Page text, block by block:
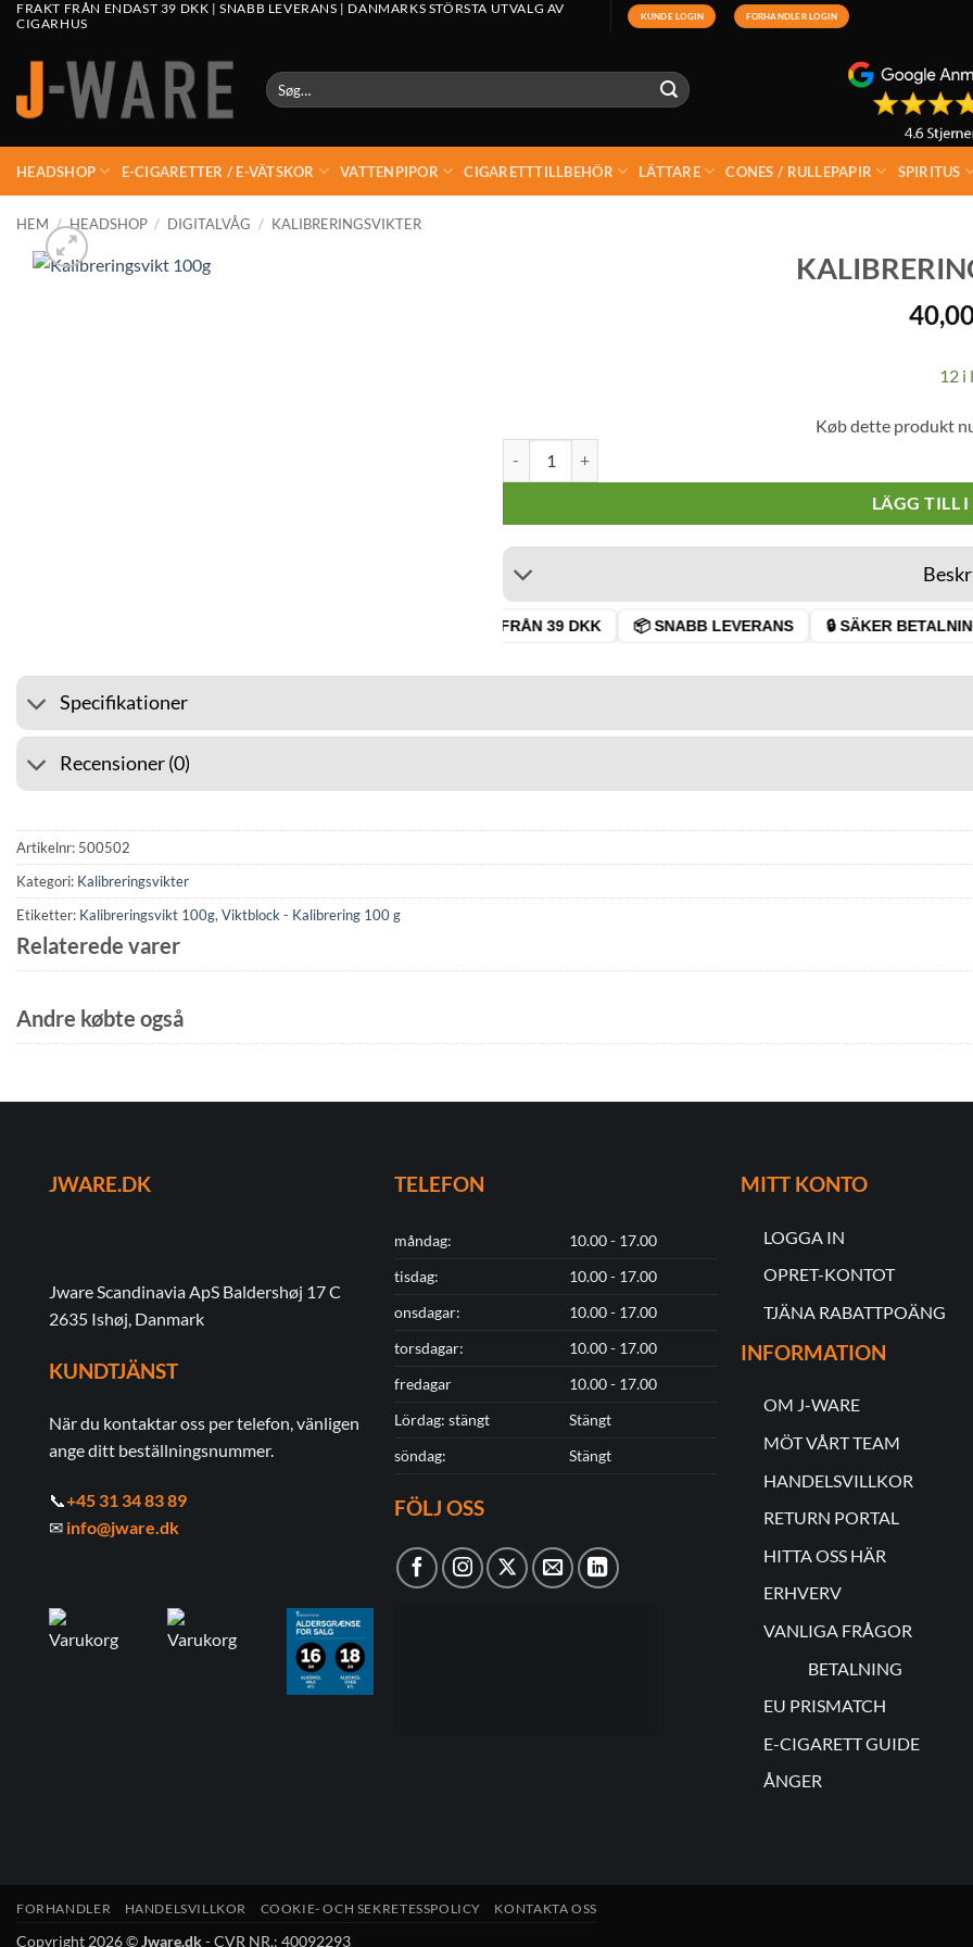
FRAKT FRÅN ENDAST 39 DKK | SNABB LEVERANS | DANMARKS STÖRSTA UTVALG AV
CIGARHUS
KUNDE LOGIN FORHANDLER LOGIN
Søg
efter:
HEADSHOP E-CIGARETTER / E-VÄTSKOR VATTENPIPOR CIGARETTTILLBEHÖR LÄTTARE CONES / RULLEPAPIR SPIRITUS
HEM / HEADSHOP / DIGITALVÅG / KALIBRERINGSVIKTER
12 i
Køb dette produkt
LÄGG TILL
🚚 FRAKT FRÅN 39 DKK 📦 SNABB LEVERANS 🔒 SÄKER BETALNING
Specifikationer
Recensioner (0)
Artikelnr: 500502
Kategori: Kalibreringsvikter
Etiketter: Kalibreringsvikt 100g, Viktblock - Kalibrering 100 g
Relaterede varer
Andre købte også
JWARE.DK
Jware Scandinavia ApS Baldershøj 17 C
2635 Ishøj, Danmark
KUNDTJÄNST
När du kontaktar oss per telefon, vänligen
ange ditt beställningsnummer.
📞+45 31 34 83 89
✉ info@jware.dk
TELEFON
måndag:
10.00 - 17.00
tisdag:
10.00 - 17.00
onsdagar:
10.00 - 17.00
torsdagar:
10.00 - 17.00
fredagar
10.00 - 17.00
Lördag: stängt
Stängt
söndag:
Stängt
FÖLJ OSS
MITT KONTO
LOGGA IN
OPRET-KONTOT
TJÄNA RABATTPOÄNG
INFORMATION
OM J-WARE
MÖT VÅRT TEAM
HANDELSVILLKOR
RETURN PORTAL
HITTA OSS HÄR
ERHVERV
VANLIGA FRÅGOR
BETALNING
EU PRISMATCH
E-CIGARETT GUIDE
ÅNGER
FORHANDLER HANDELSVILLKOR COOKIE- OCH SEKRETESSPOLICY KONTAKTA OSS
Copyright 2026 ©Jware.dk- CVR NR.: 40092293